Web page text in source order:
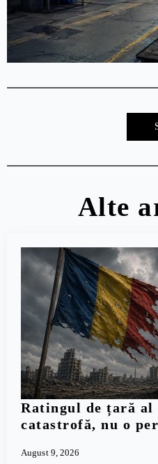
Alte
Ratingul de țară al
catastrofă, nu o
August 9, 2026